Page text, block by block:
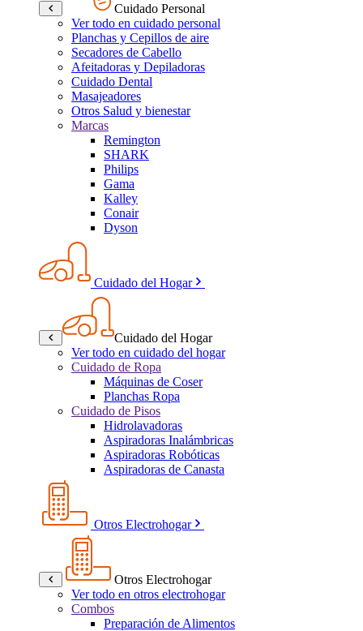
Cuidado Personal
Ver todo en cuidado personal
Planchas y Cepillos de aire
Secadores de Cabello
Afeitadoras y Depiladoras
Cuidado Dental
Masajeadores
Otros Salud y bienestar
Marcas
Remington
SHARK
Philips
Gama
Kalley
Conair
Dyson
Cuidado del Hogar
Cuidado del Hogar
Ver todo en cuidado del hogar
Cuidado de Ropa
Máquinas de Coser
Planchas Ropa
Cuidado de Pisos
Hidrolavadoras
Aspiradoras Inalámbricas
Aspiradoras Robóticas
Aspiradoras de Canasta
Otros Electrohogar
Otros Electrohogar
Ver todo en otros electrohogar
Combos
Preparación de Alimentos